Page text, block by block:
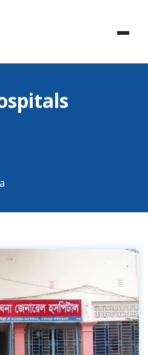
Health Life, Doctor List,